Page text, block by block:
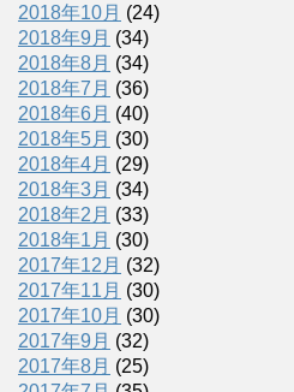
2018年10月 (24)
2018年9月 (34)
2018年8月 (34)
2018年7月 (36)
2018年6月 (40)
2018年5月 (30)
2018年4月 (29)
2018年3月 (34)
2018年2月 (33)
2018年1月 (30)
2017年12月 (32)
2017年11月 (30)
2017年10月 (30)
2017年9月 (32)
2017年8月 (25)